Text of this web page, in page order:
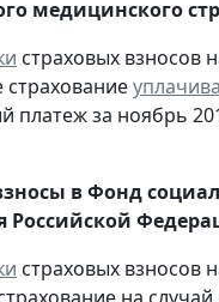
медицинского
страховых взносов
платеж за ноябрь
в Фонд
Российской
страховых взносов